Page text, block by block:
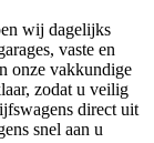
wij dagelijks
vaste en
onze vakkundige
zodat u veilig
direct uit
snel aan u